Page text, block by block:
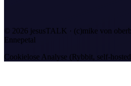
© 2026 jesusTALK · (c)mike von
Ennepetal
Cookielose Analyse (Rybbit, self-